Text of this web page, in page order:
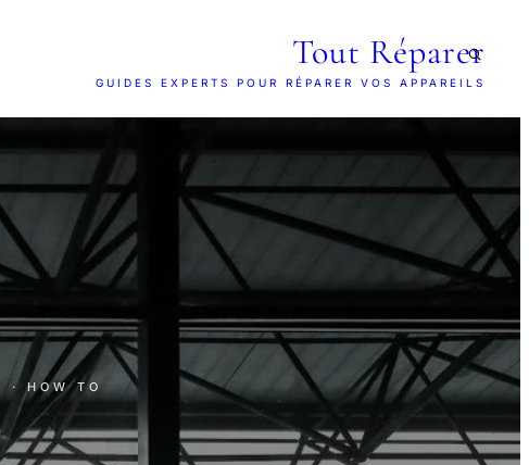
Tout Réparer
GUIDES EXPERTS POUR RÉPARER VOS APPAREILS
· HOW TO